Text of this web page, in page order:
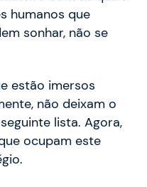
humanos que
sonhar, não se
estão imersos
não deixam o
lista. Agora,
ocupam este